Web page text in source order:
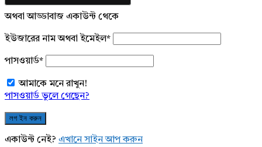
অথবা আড্ডাবাজ একাউন্ট থেকে
ইউজারের নাম অথবা ইমেইল*
পাসওয়ার্ড*
আমাকে মনে রাখুন!
পাসওয়ার্ড ভুলে গেছেন?
একাউন্ট নেই? এখানে সাইন আপ করুন